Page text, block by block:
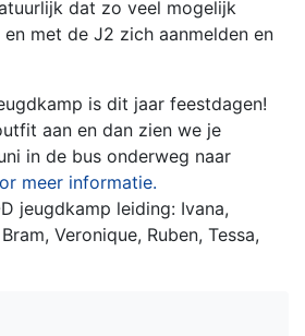
dat zo veel mogelijk
met de J2 zich aanmelden en
is dit jaar feestdagen!
aan en dan zien we je
in de bus onderweg naar
meer informatie.
jeugdkamp leiding: Ivana,
Veronique, Ruben, Tessa,